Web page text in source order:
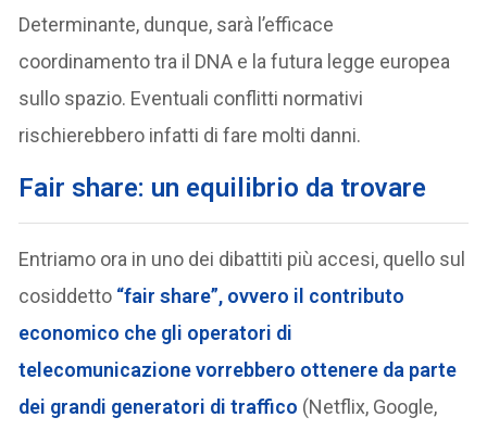
Determinante, dunque, sarà l’efficace
coordinamento tra il DNA e la futura legge europea
sullo spazio. Eventuali conflitti normativi
rischierebbero infatti di fare molti danni.
Fair share: un equilibrio da trovare
Entriamo ora in uno dei dibattiti più accesi, quello sul
cosiddetto “fair share”, ovvero il contributo
economico che gli operatori di
telecomunicazione vorrebbero ottenere da parte
dei grandi generatori di traffico (Netflix, Google,